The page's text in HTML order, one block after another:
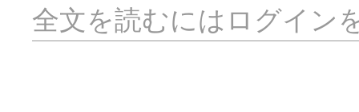
全文を読むにはログイン